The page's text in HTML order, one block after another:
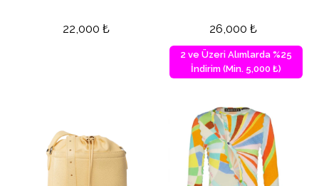
22,000 ₺ 26,000 ₺
2 ve Üzeri Alımlarda %25
İndirim (Min. 5,000 ₺)